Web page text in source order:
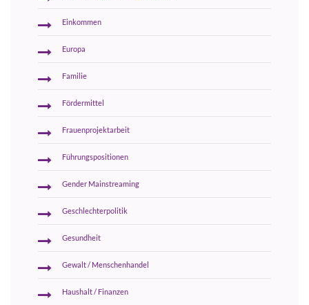
Einkommen
Europa
Familie
Fördermittel
Frauenprojektarbeit
Führungspositionen
Gender Mainstreaming
Geschlechterpolitik
Gesundheit
Gewalt / Menschenhandel
Haushalt / Finanzen